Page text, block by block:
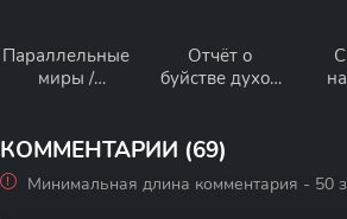
Параллельные
миры /
Отчёт о
буйстве духов
КОММЕНТАРИИ (69)
Минимальная длина комментария - 50